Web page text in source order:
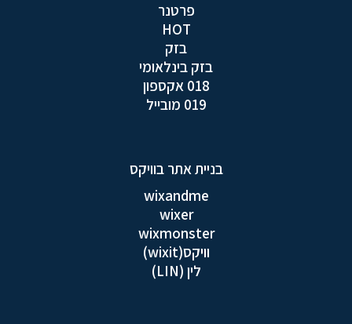
פרטנר
HOT
בזק
בזק בינלאומי
018 אקספון
019 מובייל
בניית אתר בוויקס
wixandme
wixer
wixmonster
וויקס(wixit)
לין (LIN)